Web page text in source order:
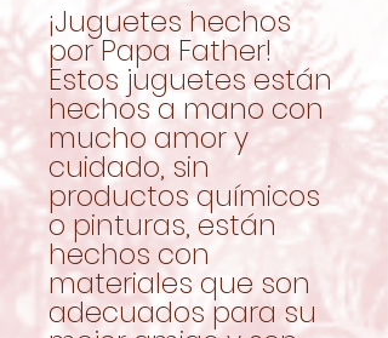
¡Juguetes hechos
por Papa Father!
Estos juguetes están
hechos a mano con
mucho amor y
cuidado, sin
productos químicos
o pinturas, están
hechos con
materiales que son
adecuados para su